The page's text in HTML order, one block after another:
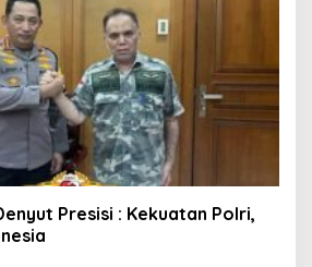
Presisi : Kekuatan Polri,